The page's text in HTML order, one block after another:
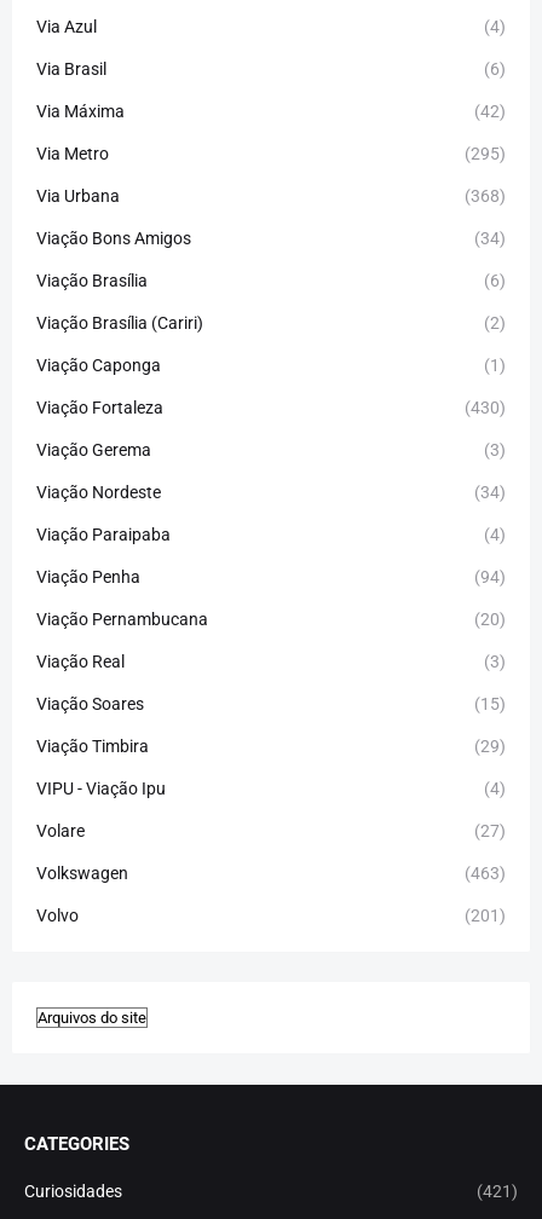
Via Azul (4)
Via Brasil (6)
Via Máxima (42)
Via Metro (295)
Via Urbana (368)
Viação Bons Amigos (34)
Viação Brasília (6)
Viação Brasília (Cariri) (2)
Viação Caponga (1)
Viação Fortaleza (430)
Viação Gerema (3)
Viação Nordeste (34)
Viação Paraipaba (4)
Viação Penha (94)
Viação Pernambucana (20)
Viação Real (3)
Viação Soares (15)
Viação Timbira (29)
VIPU - Viação Ipu (4)
Volare (27)
Volkswagen (463)
Volvo (201)
CATEGORIES
Curiosidades (421)